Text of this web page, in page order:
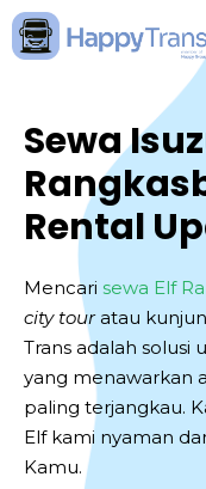
Skip
to
Sewa
Rental
Mencari sewa Elf
city touratau
Trans adalah solusi
yang menawarkan
paling terjangkau.
Elf kami nyaman
Kamu.